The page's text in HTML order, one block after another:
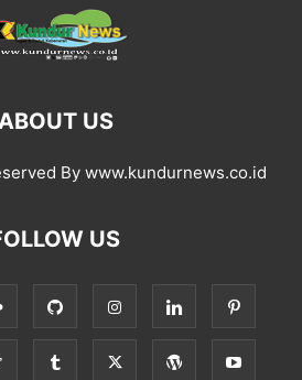
ABOUT US
By www.kundurnews.co.id
US